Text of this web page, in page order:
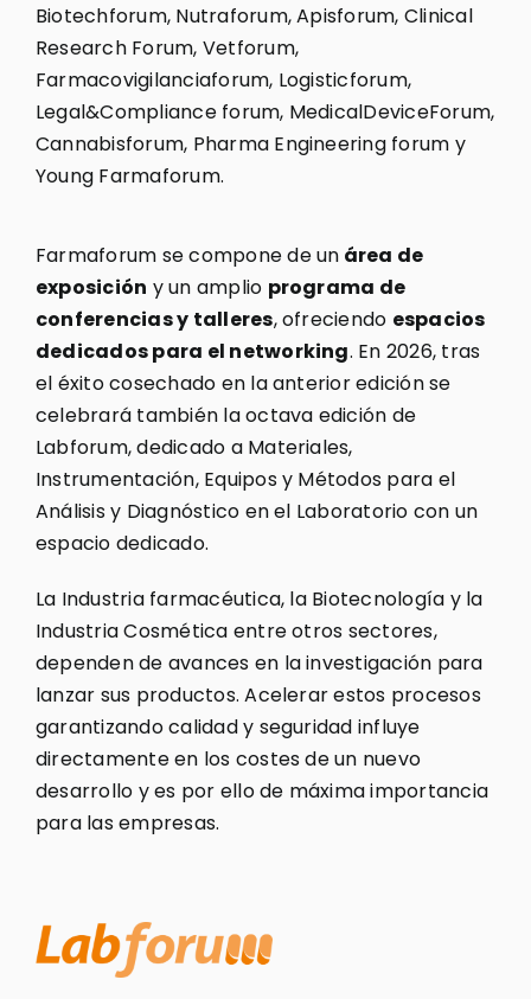
Biotechforum, Nutraforum, Apisforum, Clinical
Research Forum, Vetforum,
Farmacovigilanciaforum, Logisticforum,
Legal&Compliance forum, MedicalDeviceForum,
Cannabisforum, Pharma Engineering forum y
Young Farmaforum.
Farmaforum se compone de un área de
exposición y un amplio programa de
conferencias y talleres, ofreciendo espacios
dedicados para el networking. En 2026, tras
el éxito cosechado en la anterior edición se
celebrará también la octava edición de
Labforum, dedicado a Materiales,
Instrumentación, Equipos y Métodos para el
Análisis y Diagnóstico en el Laboratorio con un
espacio dedicado.
La Industria farmacéutica, la Biotecnología y la
Industria Cosmética entre otros sectores,
dependen de avances en la investigación para
lanzar sus productos. Acelerar estos procesos
garantizando calidad y seguridad influye
directamente en los costes de un nuevo
desarrollo y es por ello de máxima importancia
para las empresas.